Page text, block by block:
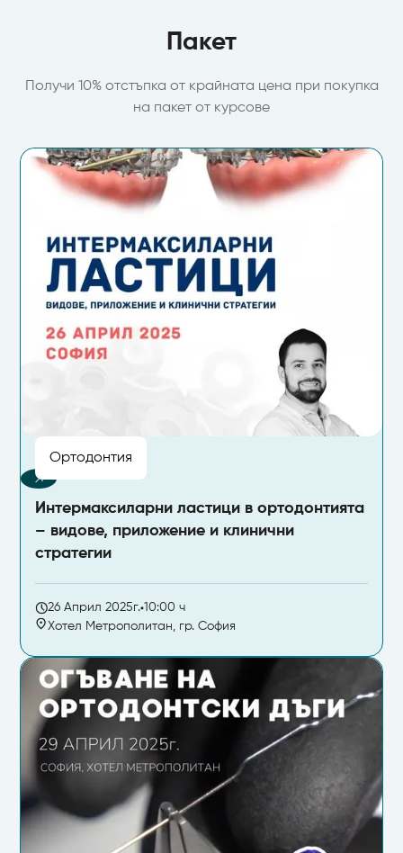
Пакет
Получи 10% отстъпка от крайната цена при покупка
на пакет от курсове
Ортодонтия
Интермаксиларни ластици в ортодонтията
– видове, приложение и клинични
стратегии
26 Април 2025г. 10:00 ч
Хотел Метрополитан, гр. София